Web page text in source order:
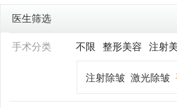
医生筛选
手术分类 不限 整形美容 注射
注射除皱 激光除皱